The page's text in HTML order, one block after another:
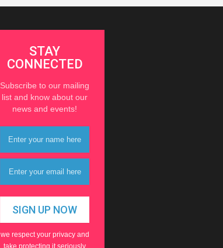
STAY
CONNECTED
Subscribe to our mailing
list and know about our
news and events!
we respect your privacy and
take protecting it seriously